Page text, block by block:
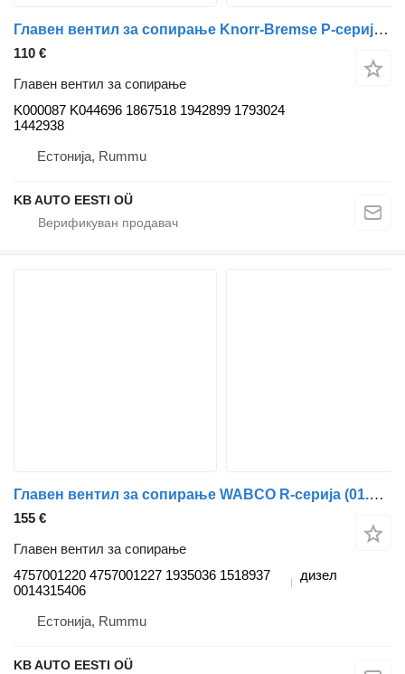
Главен вентил за сопирање Knorr-Bremse P-серија (01.05-) K000087 K044696 за камион Scania P,G,R,T-series (2004-2017)
110 €
Главен вентил за сопирање
K000087 K044696 1867518 1942899 1793024
1442938
Естонија, Rummu
KB AUTO EESTI OÜ
Главен вентил за сопирање WABCO R-серија (01.04-) 4757001220 за камион Scania P,G,R,T-series (2004-2017)
155 €
Главен вентил за сопирање
4757001220 4757001227 1935036 1518937
0014315406
дизел
Естонија, Rummu
KB AUTO EESTI OÜ